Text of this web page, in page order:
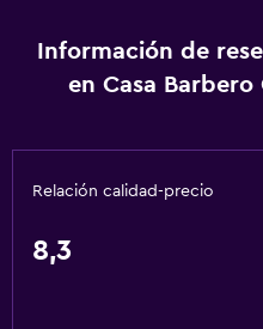
Calefacción
Adaptador
Información de
en Casa Barbero
Relación calidad-precio
8,3